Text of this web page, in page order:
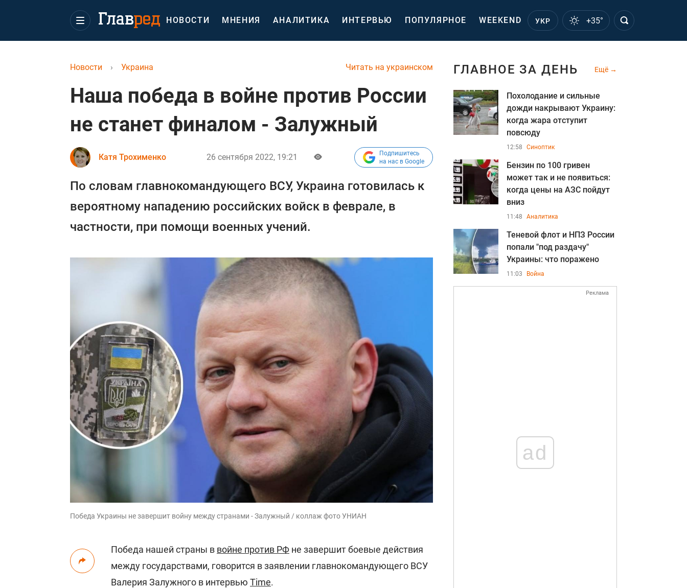
НОВОСТИ МНЕНИЯ АНАЛИТИКА ИНТЕРВЬЮ ПОПУЛЯРНОЕ WEEKEND УКР +35°
Читать на украинском
Новости › Украина
Наша победа в войне против России
не станет финалом - Залужный
Катя Трохименко 26 сентября 2022, 19:21
Подпишитесь
на нас в Google
По словам главнокомандующего ВСУ, Украина готовилась к
вероятному нападению российских войск в феврале, в
частности, при помощи военных учений.
Победа Украины не завершит войну между странами - Залужный / коллаж фото УНИАН
Победа нашей страны в войне против РФ не завершит боевые действия
между государствами, говорится в заявлении главнокомандующего ВСУ
Валерия Залужного в интервью Time.
ГЛАВНОЕ ЗА ДЕНЬ Ещё
Похолодание и сильные
дожди накрывают Украину:
когда жара отступит
повсюду
12:58 Синоптик
Бензин по 100 гривен
может так и не появиться:
когда цены на АЗС пойдут
вниз
11:48 Аналитика
Теневой флот и НПЗ России
попали "под раздачу"
Украины: что поражено
11:03 Война
Реклама
ad